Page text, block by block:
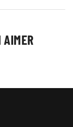
AIMER